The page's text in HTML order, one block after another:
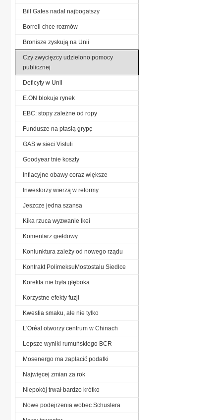
Bill Gates nadal najbogatszy
Borrell chce rozmów
Bronisze zyskują na Unii
Czy zwycięzcy udzielono pomocy
publicznej
Deficyty w Unii
E.ON blokuje rynek
EBC: stopy zależne od ropy
Fundusze na ptasią grypę
GAS w sieci Vistuli
Goodyear tnie koszty
Inflacyjne obawy coraz większe
Inwestorzy wierzą w reformy
Jeszcze jedna szansa
Kika rzuca wyzwanie Ikei
Komentarz giełdowy
Koniunktura zależy od nowego rządu
Kontrakt PolimeksuMostostalu Siedlce
Korekta nie była głęboka
Korzystne efekty fuzji
Kwestia smaku, ale nie tylko
L'Oréal otworzy centrum w Chinach
Lepsze wyniki rumuńskiego BCR
Mosenergo ma zapłacić podatki
Najwięcej zmian za rok
Niepokój trwał bardzo krótko
Nowe podejrzenia wobec Schustera